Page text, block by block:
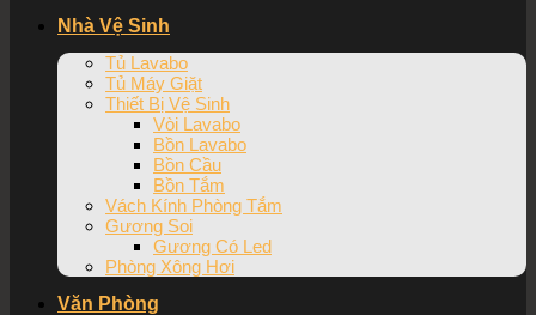
Nhà Vệ Sinh
Tủ Lavabo
Tủ Máy Giặt
Thiết Bị Vệ Sinh
Vòi Lavabo
Bồn Lavabo
Bồn Cầu
Bồn Tắm
Vách Kính Phòng Tắm
Gương Soi
Gương Có Led
Phòng Xông Hơi
Văn Phòng